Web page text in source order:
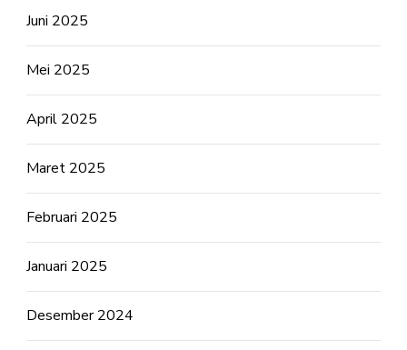
Juni 2025
Mei 2025
April 2025
Maret 2025
Februari 2025
Januari 2025
Desember 2024